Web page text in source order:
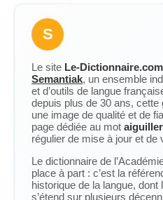
S
Le site Le-Dictionnaire.com
Semantiak, un ensemble
et d’outils de langue
depuis plus de 30 ans,
une image de qualité et de
page dédiée au mot aiguiller
régulier de mise à jour et de
Le dictionnaire de
place à part : c’est la
historique de la langue,
s’étend sur plusieurs